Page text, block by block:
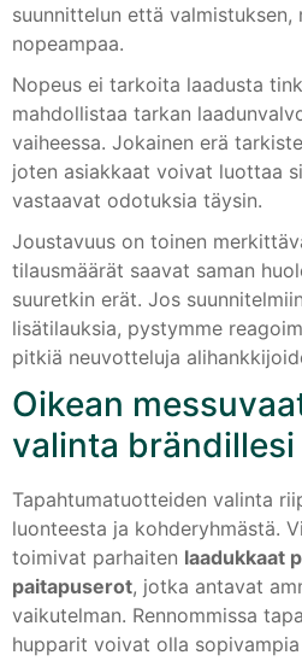
suunnittelun että valmistuksen,
nopeampaa.
Nopeus ei tarkoita laadusta
mahdollistaa tarkan
vaiheessa. Jokainen erä
joten asiakkaat voivat luottaa
vastaavat odotuksia täysin.
Joustavuus on toinen
tilausmäärät saavat saman
suuretkin erät. Jos
lisätilauksia, pystymme
pitkiä neuvotteluja
Oikean
valinta brändillesi
Tapahtumatuotteiden valinta
luonteesta ja kohderyhmästä.
toimivat parhaiten laadukkaat
paitapuserot, jotka antavat
vaikutelman. Rennommissa
hupparit voivat olla